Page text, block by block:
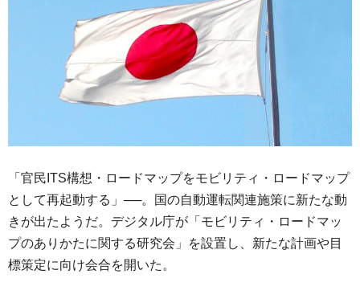
「官民ITS構想・ロードマップをモビリティ・ロードマップ
として再起動する」──。国の自動運転関連施策に新たな動
きが出たようだ。デジタル庁が「モビリティ・ロードマッ
プのありかたに関する研究会」を設置し、新たな計画や目
標策定に向け会合を開いた。